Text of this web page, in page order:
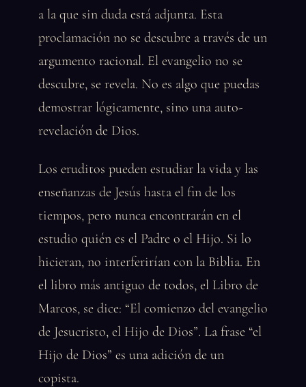
a la que sin duda está adjunta. Esta
proclamación no se descubre a través de un
argumento racional. El evangelio no se
descubre, se revela. No es algo que puedas
demostrar lógicamente, sino una auto-
revelación de Dios.
Los eruditos pueden estudiar la vida y las
enseñanzas de Jesús hasta el fin de los
tiempos, pero nunca encontrarán en el
estudio quién es el Padre o el Hijo. Si lo
hicieran, no interferirían con la Biblia. En
el libro más antiguo de todos, el Libro de
Marcos, se dice: “El comienzo del evangelio
de Jesucristo, el Hijo de Dios”. La frase “el
Hijo de Dios” es una adición de un
copista.